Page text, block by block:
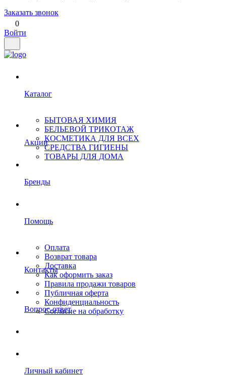
Заказать звонок
0
Войти
Каталог
БЫТОВАЯ ХИМИЯ
БЕЛЬЕВОЙ ТРИКОТАЖ
КОСМЕТИКА ДЛЯ ВСЕХ
СРЕДСТВА ГИГИЕНЫ
ТОВАРЫ ДЛЯ ДОМА
Акции
Бренды
Помощь
Оплата
Возврат товара
Доставка
Как оформить заказ
Правила продажи товаров
Публичная оферта
Конфиденциальность
Согласие на обработку
Контакты
Вопрос-ответ
Личный кабинет